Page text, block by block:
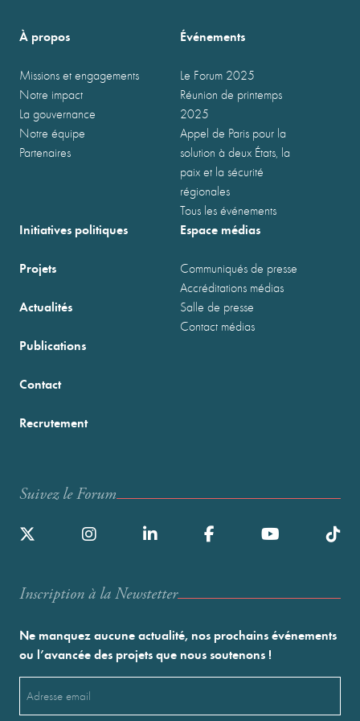
À propos
Missions et engagements
Notre impact
La gouvernance
Notre équipe
Partenaires
Événements
Le Forum 2025
Réunion de printemps
2025
Appel de Paris pour la
solution à deux États, la
paix et la sécurité
régionales
Tous les événements
Initiatives politiques
Projets
Actualités
Publications
Espace médias
Communiqués de presse
Accréditations médias
Salle de presse
Contact médias
Contact
Recrutement
Suivez le Forum
Inscription à la Newstetter
Ne manquez aucune actualité, nos prochains événements
ou l’avancée des projets que nous soutenons !
(Nécessaire)